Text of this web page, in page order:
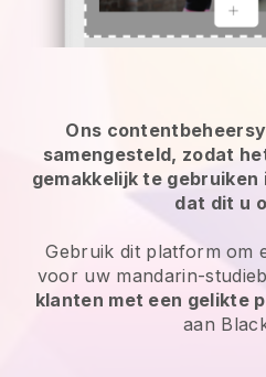
Ons
samengesteld, zodat
gemakkelijk te
dat dit u
Gebruik dit platform om
voor uw mandarin-
klanten met een gelikte
aan